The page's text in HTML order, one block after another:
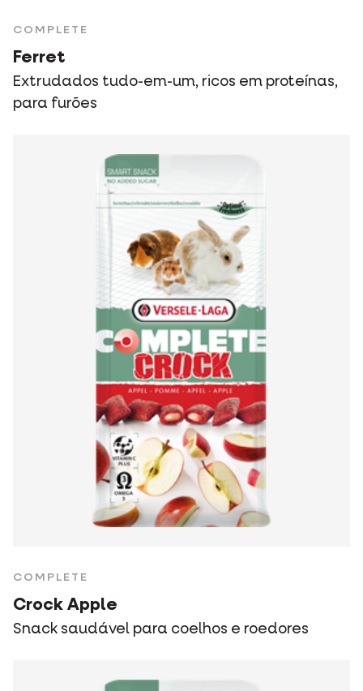
COMPLETE
Ferret
Extrudados tudo-em-um, ricos em proteínas,
para furões
COMPLETE
Crock Apple
Snack saudável para coelhos e roedores